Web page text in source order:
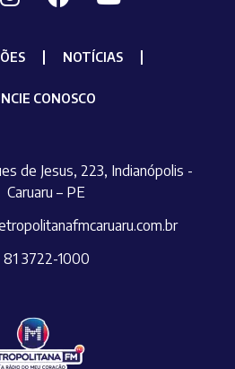
NOTÍCIAS
CONOSCO
de Jesus, 223, Indianópolis -
Caruaru – PE
81 3722-1000